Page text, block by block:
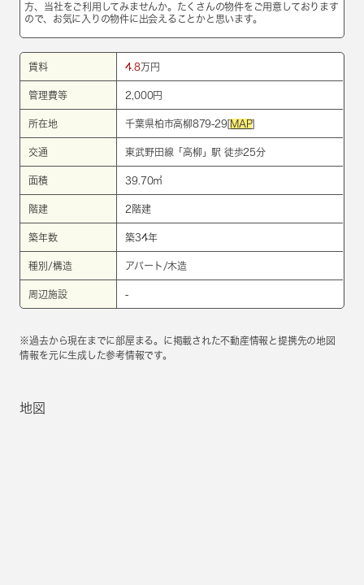
方、当社をご利用してみませんか。たくさんの物件をご用意しております
ので、お気に入りの物件に出会えることかと思います。
賃料 4.8万円
管理費等 2,000円
所在地 千葉県柏市高柳879-29[ MAP]
交通 東武野田線 「 高柳 」駅 徒歩25分
面積 39.70㎡
階建 2階建
築年数 築34年
種別/構造 アパート/木造
周辺施設 -
※過去から現在までに部屋まる。に掲載された不動産情報と提携先の地図
情報を元に生成した参考情報です。
地図